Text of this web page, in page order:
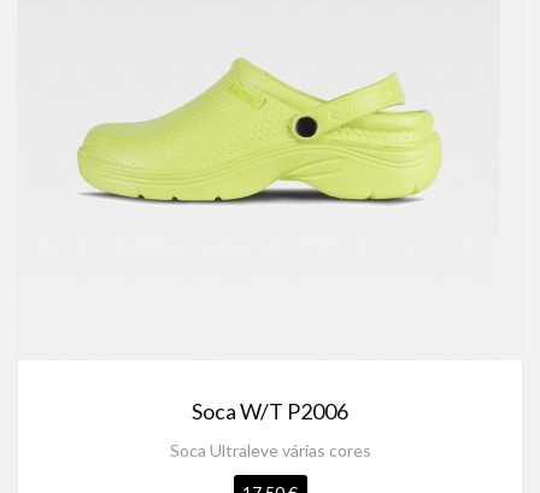
Soca W/T P2006
Soca Ultraleve várias cores